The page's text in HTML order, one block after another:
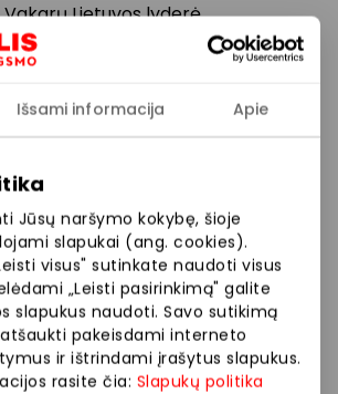
Išsami informacija Apie
Jūsų naršymo kokybę, šioje
slapukai (ang. cookies).
visus" sutinkate naudoti visus
„Leisti pasirinkimą" galite
slapukus naudoti. Savo sutikimą
pakeisdami interneto
ir ištrindami įrašytus slapukus.
rasite čia: Slapukų politika
Vakarų Lietuvos lyderė
technikos ir elektronikos
kaip 120 darbuotojų ir beveik 300
tinklo darbą, kokybišką
prekių asortimentą ir
pasirinkimą: buitinė technika,
telefonai, smulkioji technika.
Prekės namams ir elektronika